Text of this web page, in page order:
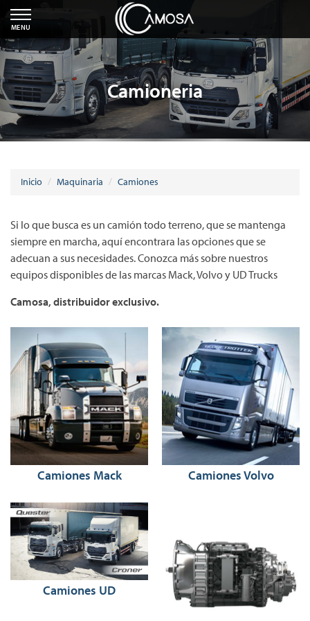
Camioneria
Inicio Maquinaria Camiones
Si lo que busca es un camión todo terreno, que se mantenga
siempre en marcha, aquí encontrara las opciones que se
adecuan a sus necesidades. Conozca más sobre nuestros
equipos disponibles de las marcas Mack, Volvo y UD Trucks
Camosa, distribuidor exclusivo.
Camiones Mack Camiones Volvo
Camiones UD
MENU